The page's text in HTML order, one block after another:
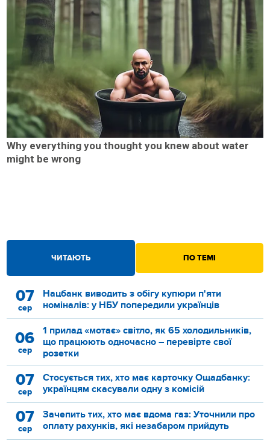
ЧИТАЮТЬ ПО ТЕМІ
07
сер
Нацбанк виводить з обігу купюри п'яти
номіналів: у НБУ попередили українців
06
сер
1 прилад «мотає» світло, як 65 холодильників,
що працюють одночасно – перевірте свої
розетки
07
сер
Стосується тих, хто має карточку Ощадбанку:
українцям скасували одну з комісій
07
сер
Зачепить тих, хто має вдома газ: Уточнили про
оплату рахунків, які незабаром прийдуть
Why everything you thought you knew about water
might be wrong